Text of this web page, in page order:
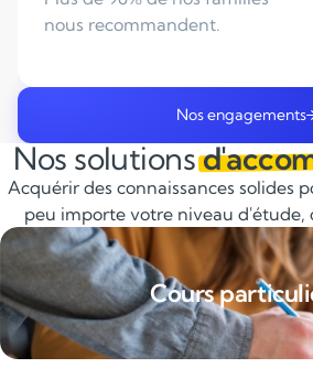
Tous les ans, des familles nous
Nos engagements
Nos solutions
Acquérir des connaissances solides
peu importe votre niveau d'étude,
Cours